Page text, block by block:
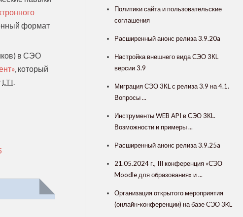
формат
в СЭО
, который
LTI.
Политики сайта и пользовательские
соглашения
Расширенный анонс релиза 3.9.20a
Настройка внешнего вида СЭО 3КL
версии 3.9
Миграция СЭО 3КL с релиза 3.9 на 4.1.
Вопросы ...
Инструменты WEB API в СЭО 3КL.
Возможности и примеры ...
Расширенный анонс релиза 3.9.25a
21.05.2024 г., III конференция «СЭО
Moodle для образования» и ...
Организация открытого мероприятия
(онлайн-конференции) на базе СЭО 3KL